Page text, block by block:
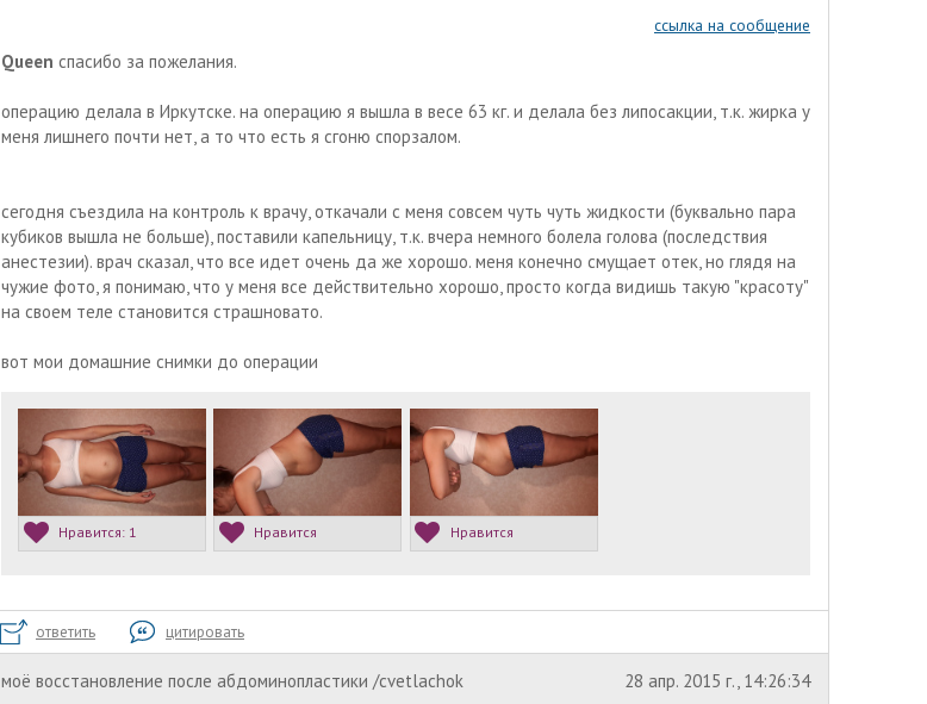
ссылка на сообщение
Queen спасибо за пожелания.
операцию делала в Иркутске. на операцию я вышла в весе 63 кг. и делала без липосакции, т.к. жирка у
меня лишнего почти нет, а то что есть я сгоню спорзалом.
сегодня съездила на контроль к врачу, откачали с меня совсем чуть чуть жидкости (буквально пара
кубиков вышла не больше), поставили капельницу, т.к. вчера немного болела голова (последствия
анестезии). врач сказал, что все идет очень да же хорошо. меня конечно смущает отек, но глядя на
чужие фото, я понимаю, что у меня все действительно хорошо, просто когда видишь такую "красоту"
на своем теле становится страшновато.
вот мои домашние снимки до операции
Нравится: 1 Нравится Нравится
ответить цитировать
моё восстановление после абдоминопластики /cvetlachok 28 апр. 2015 г., 14:26:34